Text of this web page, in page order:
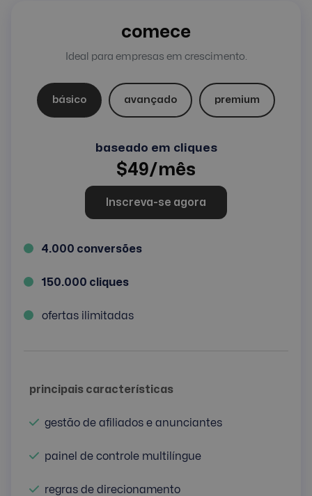
comece
Ideal para empresas em crescimento.
básico avançado premium
baseado em cliques
$49/mês
Inscreva-se agora
4.000 conversões
150.000 cliques
ofertas ilimitadas
principais características
gestão de afiliados e anunciantes
painel de controle multilíngue
regras de direcionamento